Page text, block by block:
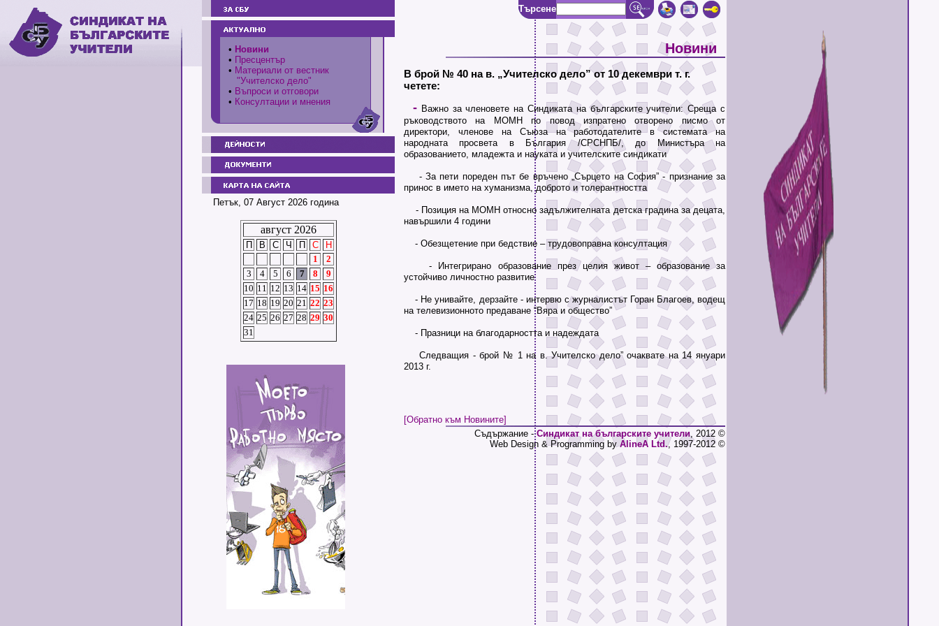
• Новини
• Пресцентър
• Материали от вестник
"Учителско дело"
• Въпроси и отговори
• Консултации и мнения
Петък, 07 Август 2026 година
август 2026
П В С Ч П С
Н
1
2
3
4 5 6 7 8
9
10 11 12 13 14 15 16
17 18 19 20 21 22 23
24 25 26 27 28 29 30
31
Търсене
Новини
В брой № 40 на в. „Учителско дело” от 10 декември т. г.
четете:
- Важно за членовете на Синдиката на българските учители: Среща с
ръководството на МОМН по повод изпратено отворено писмо от
директори, членове на Съюза на работодателите в системата на
народната просвета в България /СРСНПБ/, до Министъра на
образованието, младежта и науката и учителските синдикати
- За пети пореден път бе връчено „Сърцето на София” - признание за
принос в името на хуманизма, доброто и толерантността
- Позиция на МОМН относно задължителната детска градина за децата,
навършили 4 години
- Обезщетение при бедствие – трудовоправна консултация
- Интегрирано образование през целия живот – образование за
устойчиво личностно развитие
- Не унивайте, дерзайте - интервю с журналистът Горан Благоев, водещ
на телевизионното предаване “Вяра и общество”
- Празници на благодарността и надеждата
Следващия - брой № 1 на в. Учителско дело” очаквате на 14 януари
2013 г.
[Обратно към Новините]
Съдържание -Синдикат на българските учители, 2012 ©
Web Design & Programming byAlineA Ltd., 1997-2012 ©